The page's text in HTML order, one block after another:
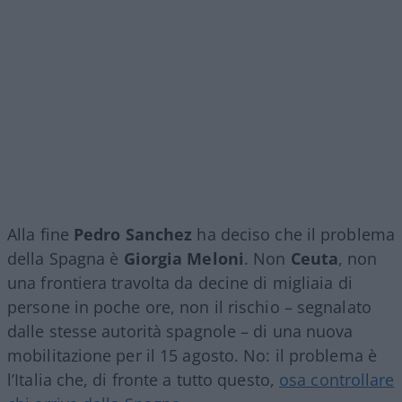
Alla fine Pedro Sanchez ha deciso che il problema
della Spagna è Giorgia Meloni. Non Ceuta, non
una frontiera travolta da decine di migliaia di
persone in poche ore, non il rischio – segnalato
dalle stesse autorità spagnole – di una nuova
mobilitazione per il 15 agosto. No: il problema è
l’Italia che, di fronte a tutto questo, osa controllare